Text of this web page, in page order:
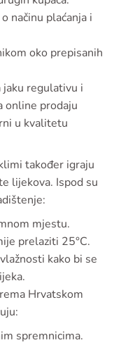
načinu plaćanja i
oko prepisanih
jaku regulativu i
online prodaju
u kvalitetu
također igraju
lijekova. Ispod su
mjestu.
prelaziti 25°C.
kako bi se
Hrvatskom
spremnicima.